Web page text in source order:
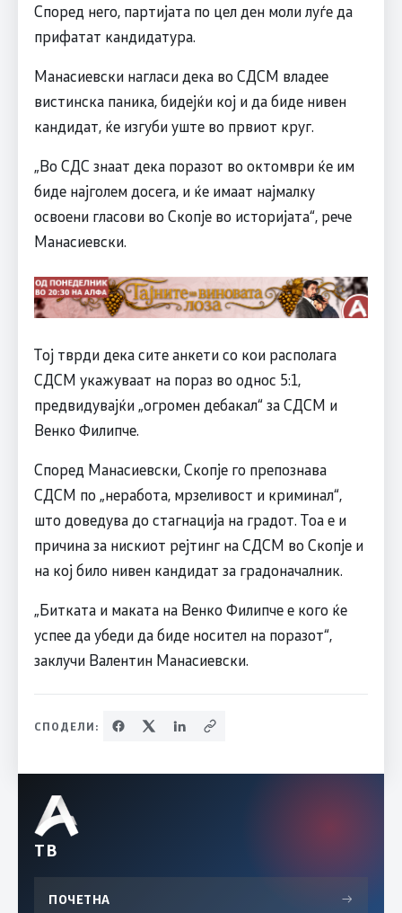
Според него, партијата по цел ден моли луѓе да
прифатат кандидатура.
Манасиевски нагласи дека во СДСМ владее
вистинска паника, бидејќи кој и да биде нивен
кандидат, ќе изгуби уште во првиот круг.
„Во СДС знаат дека поразот во октомври ќе им
биде најголем досега, и ќе имаат најмалку
освоени гласови во Скопје во историјата“, рече
Манасиевски.
Тој тврди дека сите анкети со кои располага
СДСМ укажуваат на пораз во однос 5:1,
предвидувајќи „огромен дебакал“ за СДСМ и
Венко Филипче.
Според Манасиевски, Скопје го препознава
СДСМ по „неработа, мрзеливост и криминал“,
што доведува до стагнација на градот. Тоа е и
причина за нискиот рејтинг на СДСМ во Скопје и
на кој било нивен кандидат за градоначалник.
„Битката и маката на Венко Филипче е кого ќе
успее да убеди да биде носител на поразот“,
заклучи Валентин Манасиевски.
СПОДЕЛИ:
ТВ
ПОЧЕТНА →